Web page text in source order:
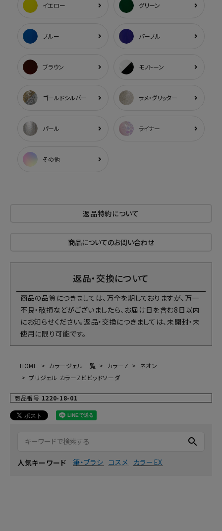
イエロー グリーン
ブルー パープル
ブラウン モノトーン
ゴールドシルバー ラメ・グリッター
パール ライナー
その他
返品特約について
商品についてのお問い合わせ
返品・交換について
商品の品質につきましては、万全を期しておりますが、万一
不良・破損などがございましたら、お届け日を含む8日以内
にお知らせください。返品・交換につきましては、未開封・未
使用に限り可能です。
HOME カラージェル一覧 カラーZ
ネオン
プリジェル カラーZビビッドソーダ
商品番号 1220-18-01
search
人気キーワード 筆・ブラシ コスメ カラーEX